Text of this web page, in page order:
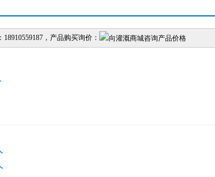
18910559187，产品购买询价：